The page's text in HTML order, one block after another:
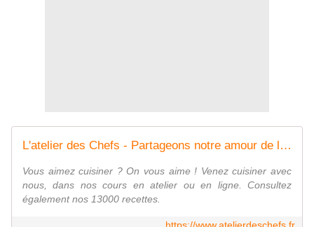
L'atelier des Chefs - Partageons notre amour de la cuisine
Vous aimez cuisiner ? On vous aime ! Venez cuisiner avec
nous, dans nos cours en atelier ou en ligne. Consultez
également nos 13000 recettes.